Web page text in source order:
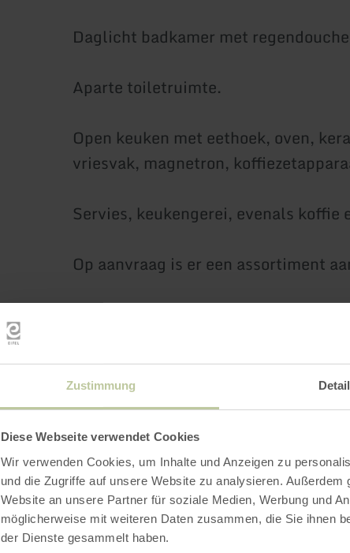
Zustimmung
Diese Webseite verwendet Cookies
Wir verwenden Cookies, um Inhalte und Anzeigen zu
und die Zugriffe auf unsere Website zu analysieren.
Website an unsere Partner für soziale Medien, Werbung und
möglicherweise mit weiteren Daten zusammen, die Sie ihnen
der Dienste gesammelt haben.
Daglicht badkamer met
Aparte toiletruimte.
Open keuken met eethoek, oven,
vriesvak, magnetron,
Servies, keukengerei, evenals koffie
Op aanvraag is er een assortiment
Beddengoed, douche- en
De kosten voor water- en
de eindschoonmaak zijn bij de prijs
Gelieve het appartement schoon